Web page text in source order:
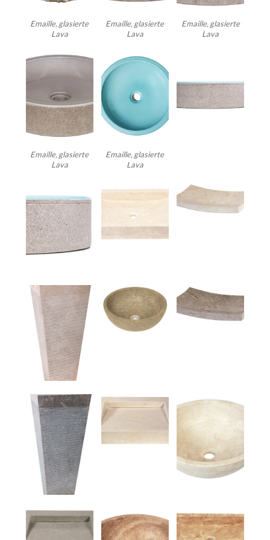
Emaille, glasierte
Lava
Emaille, glasierte
Lava
Emaille, glasierte
Lava
Emaille, glasierte
Lava
Emaille, glasierte
Lava